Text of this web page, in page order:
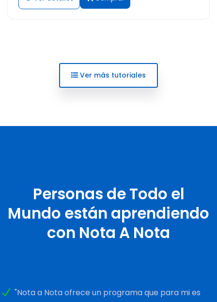
Ver más tutoriales
Personas de Todo el
Mundo están aprendiendo
con Nota A Nota
"Nota a Nota ofrece un programa que para mi es